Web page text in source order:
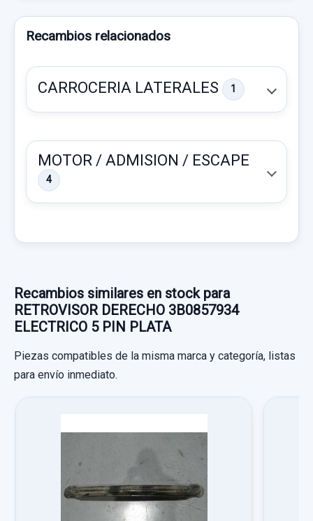
Recambios relacionados
CARROCERIA LATERALES 1
MANETA EXTERIOR DELANTERA
Garantía 1 año
Ref:782011
MOTOR / ADMISION / ESCAPE
4
INYECTOR 038130073AA
INYECTOR 038130073AA usado.
VOLKSWAGEN PASSAT BERLINA (3B3) 1.9
Recambios similares en stock para
RETROVISOR DERECHO 3B0857934
ELECTRICO 5 PIN PLATA
Piezas compatibles de la misma marca y categoría, listas
para envío inmediato.